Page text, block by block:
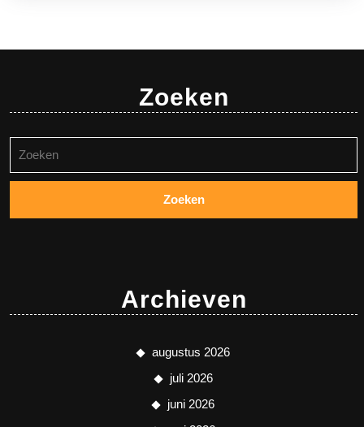
Zoeken
naar:
Archieven
augustus 2026
juli 2026
juni 2026